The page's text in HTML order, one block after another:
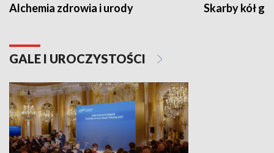
Alchemia zdrowia i urody Skarby kół
GALE I UROCZYSTOŚCI